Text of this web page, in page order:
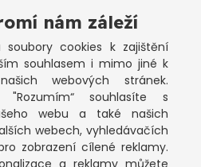
informace
nám záleží
soubory cookies k zajištění
souhlasem i mimo jiné k
webových stránek.
souhlasíte s
webu a také našich
webech, vyhledávačích
zobrazení cílené reklamy.
a reklamy můžete